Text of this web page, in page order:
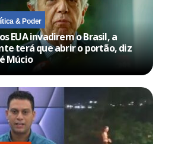
& Poder
EUA invadirem o Brasil, a
terá que abrir o portão, diz
Múcio